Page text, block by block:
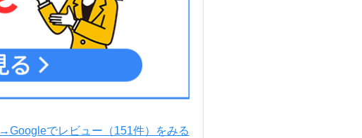
→Googleでレビュー（151件）をみる